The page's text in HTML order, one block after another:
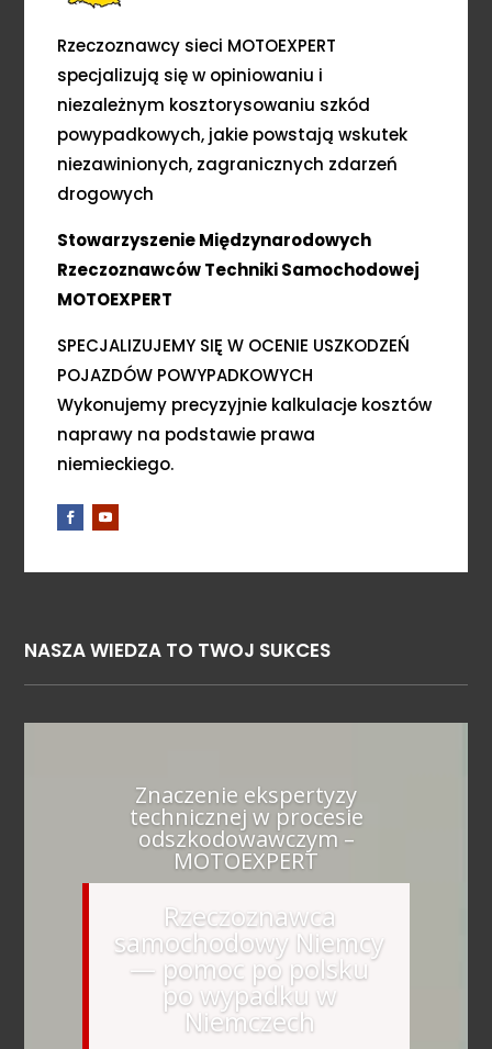
Rzeczoznawcy sieci MOTOEXPERT
specjalizują się w opiniowaniu i
niezależnym kosztorysowaniu szkód
powypadkowych, jakie powstają wskutek
niezawinionych, zagranicznych zdarzeń
drogowych
Stowarzyszenie Międzynarodowych
Rzeczoznawców Techniki Samochodowej
MOTOEXPERT
SPECJALIZUJEMY SIĘ W OCENIE USZKODZEŃ
POJAZDÓW POWYPADKOWYCH
Wykonujemy precyzyjnie kalkulacje kosztów
naprawy na podstawie prawa
niemieckiego.
NASZA WIEDZA TO TWOJ SUKCES
Znaczenie ekspertyzy
technicznej w procesie
odszkodowawczym –
MOTOEXPERT
Rzeczoznawca
samochodowy Niemcy
— pomoc po polsku
po wypadku w
Niemczech